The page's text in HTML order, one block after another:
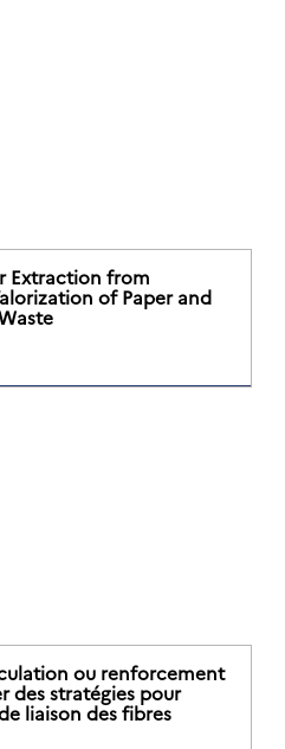
Extraction from
of Paper and
ou renforcement
des stratégies pour
liaison des fibres